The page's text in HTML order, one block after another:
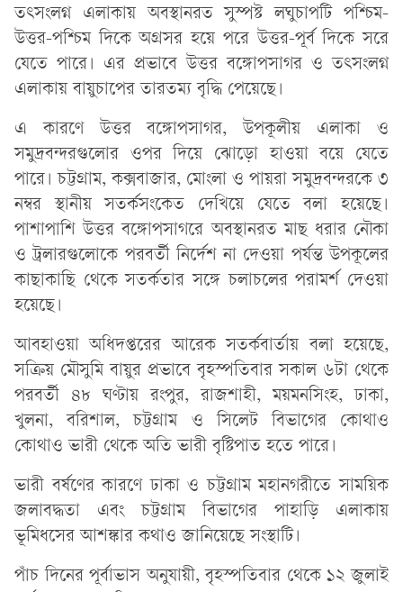
তৎসংলগ্ন এলাকায় অবস্থানরত সুস্পষ্ট লঘুচাপটি পশ্চিম-
উত্তর-পশ্চিম দিকে অগ্রসর হয়ে পরে উত্তর-পূর্ব দিকে সরে
যেতে পারে। এর প্রভাবে উত্তর বঙ্গোপসাগর ও তৎসংলগ্ন
এলাকায় বায়ুচাপের তারতম্য বৃদ্ধি পেয়েছে।
এ কারণে উত্তর বঙ্গোপসাগর, উপকূলীয় এলাকা ও
সমুদ্রবন্দরগুলোর ওপর দিয়ে ঝোড়ো হাওয়া বয়ে যেতে
পারে। চট্টগ্রাম, কক্সবাজার, মোংলা ও পায়রা সমুদ্রবন্দরকে ৩
নম্বর স্থানীয় সতর্কসংকেত দেখিয়ে যেতে বলা হয়েছে।
পাশাপাশি উত্তর বঙ্গোপসাগরে অবস্থানরত মাছ ধরার নৌকা
ও ট্রলারগুলোকে পরবর্তী নির্দেশ না দেওয়া পর্যন্ত উপকূলের
কাছাকাছি থেকে সতর্কতার সঙ্গে চলাচলের পরামর্শ দেওয়া
হয়েছে।
আবহাওয়া অধিদপ্তরের আরেক সতর্কবার্তায় বলা হয়েছে,
সক্রিয় মৌসুমি বায়ুর প্রভাবে বৃহস্পতিবার সকাল ৬টা থেকে
পরবর্তী ৪৮ ঘণ্টায় রংপুর, রাজশাহী, ময়মনসিংহ, ঢাকা,
খুলনা, বরিশাল, চট্টগ্রাম ও সিলেট বিভাগের কোথাও
কোথাও ভারী থেকে অতি ভারী বৃষ্টিপাত হতে পারে।
ভারী বর্ষণের কারণে ঢাকা ও চট্টগ্রাম মহানগরীতে সাময়িক
জলাবদ্ধতা এবং চট্টগ্রাম বিভাগের পাহাড়ি এলাকায়
ভূমিধসের আশঙ্কার কথাও জানিয়েছে সংস্থাটি।
পাঁচ দিনের পূর্বাভাস অনুযায়ী, বৃহস্পতিবার থেকে ১২ জুলাই